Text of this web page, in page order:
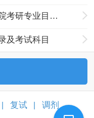
2017年重庆理工大学车辆工程学院考研专业目录及考试科目
及考试科目
复试 调剂